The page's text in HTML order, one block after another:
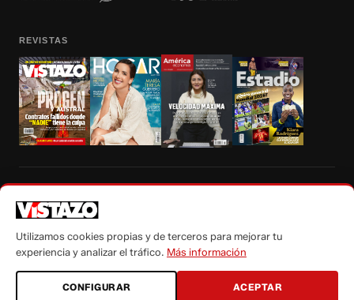
REVISTAS
autorización escrita de su titular, de todos los contenidos de Vistazo.com.
Utilizamos cookies propias y de terceros para mejorar tu
experiencia y analizar el tráfico. Más información
CONFIGURAR ACEPTAR